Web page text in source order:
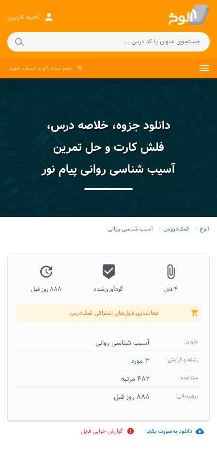
person ناحیه کاربری
local_offer عضو شده یاوارد حساب شوید.
دانلود جزوه، خلاصه درس،
فلش کارت و حل تمرین
آسیب شناسی روانی پیام نور
آلوخ کمک‌دروس آسیب شناسی روانی
attach_file
۴ فایل
beenhere
گردآوری‌شده
update
۸۸۸ روز قبل
shopping_cart فعالسازی فایل‌های اشتراکی کمک‌درس
عنوان: آسیب شناسی روانی
رشته و گرایش: ۳ مورد
مشاهده: ۴۸۲ مرتبه
بروزرسانی: ۸۸۸ روز قبل
cloud_download دانلود به‌صورت یکجا report گزارش خرابی فایل